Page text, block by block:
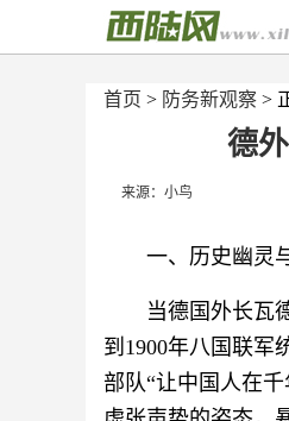
首页 > 防务新观察 >
德
来源：小鸟
一、历史幽灵
当德国外长瓦
到1900年八国联军
部队“让中国人在